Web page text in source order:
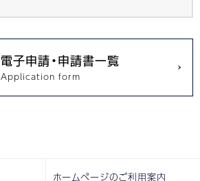
電子申請・申請書一覧
ホームページのご利用案内